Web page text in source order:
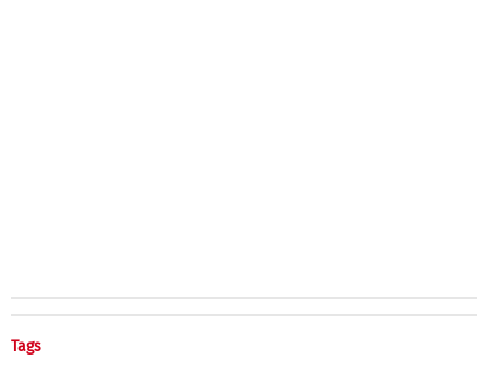
Tags